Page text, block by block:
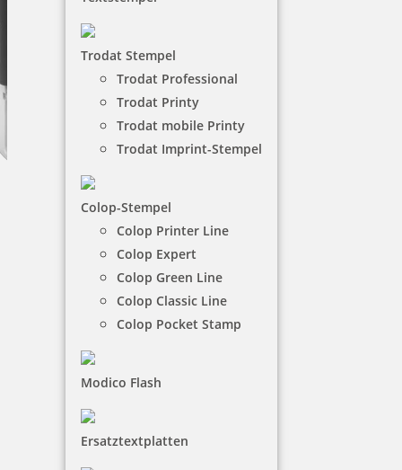
Trodat Stempel
Trodat Professional
Trodat Printy
Trodat mobile Printy
Trodat Imprint-Stempel
Colop-Stempel
Colop Printer Line
Colop Expert
Colop Green Line
Colop Classic Line
Colop Pocket Stamp
Modico Flash
Ersatztextplatten
Colop Printer Line Dater
Der Colop Printer-Datumstempel ist klein, leicht
und handlich. So ist er perfekt für den privaten
Bereich geeignet. Mit ihm können Sie das Datum
und einen Text abdrucken.